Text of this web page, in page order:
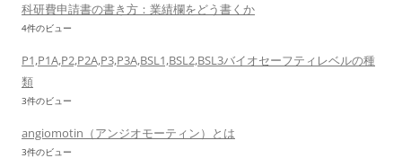
科研費申請書の書き方：業績欄をどう書くか
4件のビュー
P1,P1A,P2,P2A,P3,P3A,BSL1,BSL2,BSL3バイオセーフティレベルの種
類
3件のビュー
angiomotin（アンジオモーティン）とは
3件のビュー